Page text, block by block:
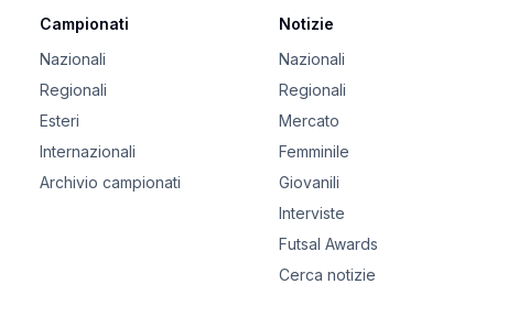
Campionati
Nazionali
Regionali
Esteri
Internazionali
Archivio campionati
Notizie
Nazionali
Regionali
Mercato
Femminile
Giovanili
Interviste
Futsal Awards
Cerca notizie